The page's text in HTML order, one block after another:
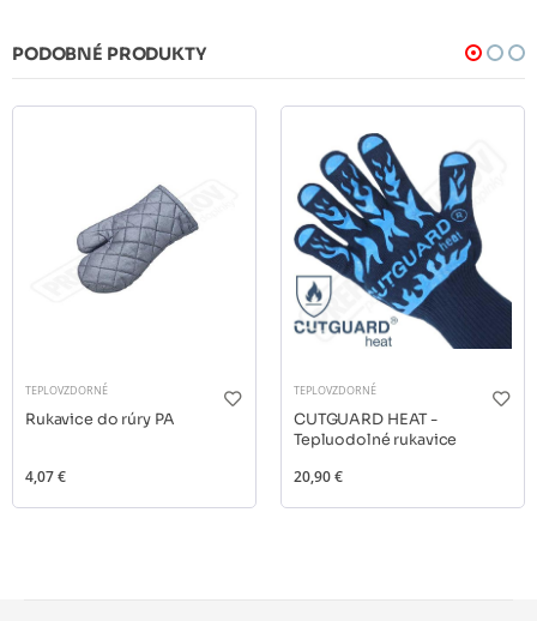
PODOBNÉ PRODUKTY
TEPLOVZDORNÉ
Rukavice do rúry PA
4,07 €
TEPLOVZDORNÉ
CUTGUARD HEAT -
Tepluodolné rukavice
20,90 €